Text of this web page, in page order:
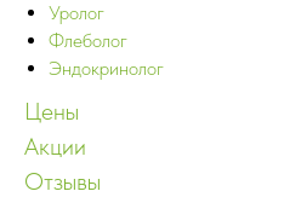
Уролог
Флеболог
Эндокринолог
Цены
Акции
Отзывы